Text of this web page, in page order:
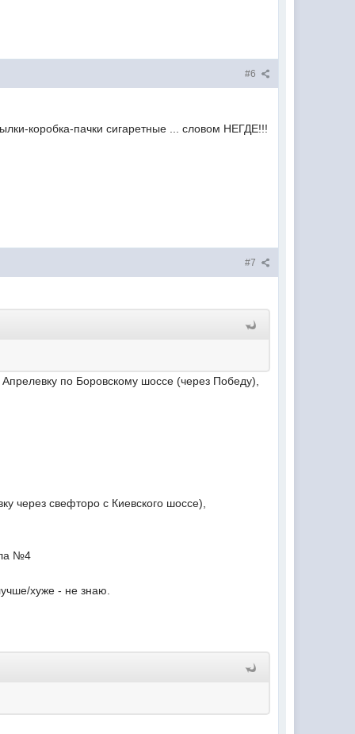
#6
коробка-пачки сигаретные ... словом НЕГДЕ!!!
#7
по Боровскому шоссе (через Победу),
через свефторо с Киевского шоссе),
№4
хуже - не знаю.